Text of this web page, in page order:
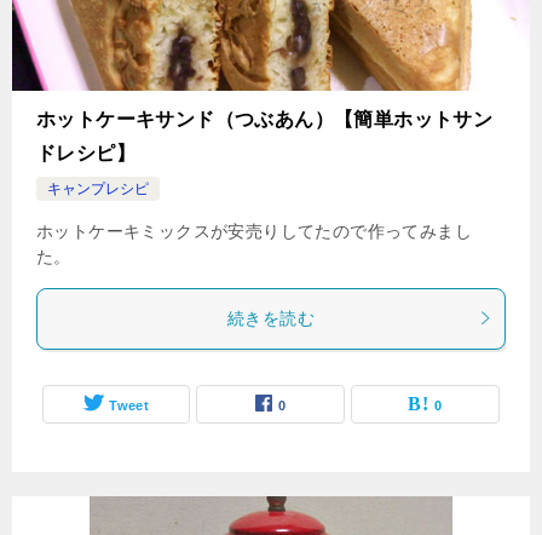
ホットケーキサンド（つぶあん）【簡単ホットサン
ドレシピ】
キャンプレシピ
ホットケーキミックスが安売りしてたので作ってみまし
た。
続きを読む
Tweet 0 0